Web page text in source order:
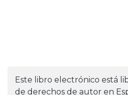
Este libro electrónico está
de derechos de autor en